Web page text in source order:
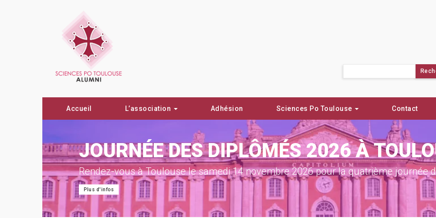
Accueil L’association Adhésion Sciences Po Toulouse Contact
JOURNÉE DES DIPLÔMÉS 2026 À
Rendez-vous à Toulouse le samedi 14 novembre 2026 pour la quatrième journée
Plus d'infos